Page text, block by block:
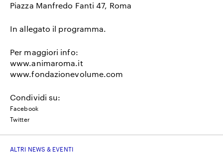
Piazza Manfredo Fanti 47, Roma
In allegato il programma.
Per maggiori info:
www.animaroma.it
www.fondazionevolume.com
Condividi su:
Facebook
Twitter
ALTRI NEWS & EVENTI